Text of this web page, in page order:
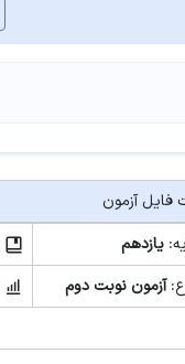
آزمون
یازدهم
آزمون نوبت دوم